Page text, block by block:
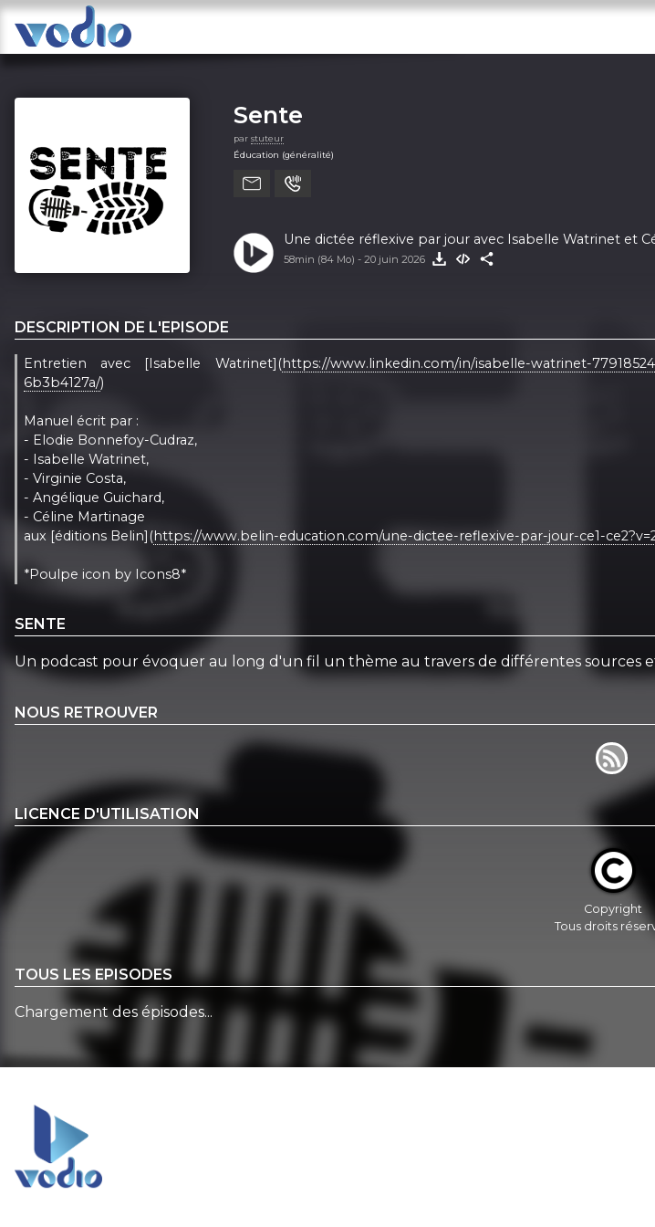
Sente
par stuteur
Éducation (généralité)
Une dictée réflexive par jour avec Isabelle Watrinet et
58min (84 Mo) - 20 juin 2026
DESCRIPTION DE L'EPISODE
Entretien avec [Isabelle Watrinet](https://www.linkedin.com/in/isabelle-watrinet-
6b3b4127a/)
Manuel écrit par :
- Elodie Bonnefoy-Cudraz,
- Isabelle Watrinet,
- Virginie Costa,
- Angélique Guichard,
- Céline Martinage
aux [éditions Belin](https://www.belin-education.com/une-dictee-reflexive-par-jour-ce1-
*Poulpe icon by Icons8*
SENTE
Un podcast pour évoquer au long d'un fil un thème au travers de différentes sources
NOUS RETROUVER
LICENCE D'UTILISATION
Copyright
Tous droits
TOUS LES EPISODES
Chargement des épisodes...